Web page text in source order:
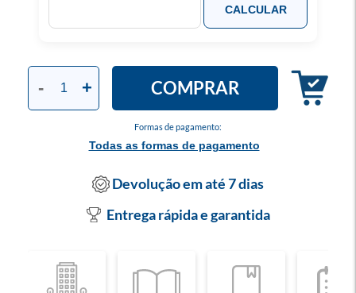
Formas de pagamento:
Todas as formas de pagamento
- + COMPRAR
CALCULAR
Devolução em até 7 dias
Entrega rápida e garantida